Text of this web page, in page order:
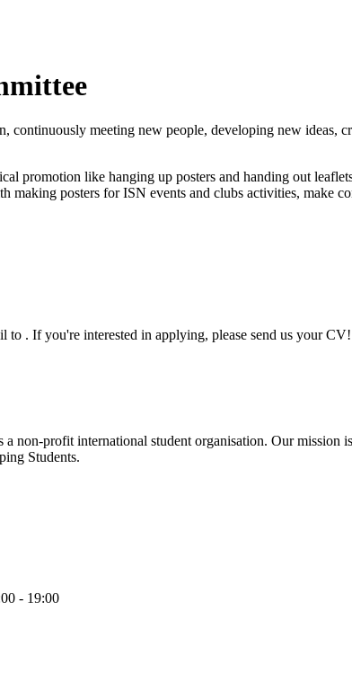
continuously meeting new people, developing new
promotion like hanging up posters and handing out
making posters for ISN events and clubs activities, make
to . If you're interested in applying, please send us your CV!
non-profit international student organisation. Our
Students.
- 19:00